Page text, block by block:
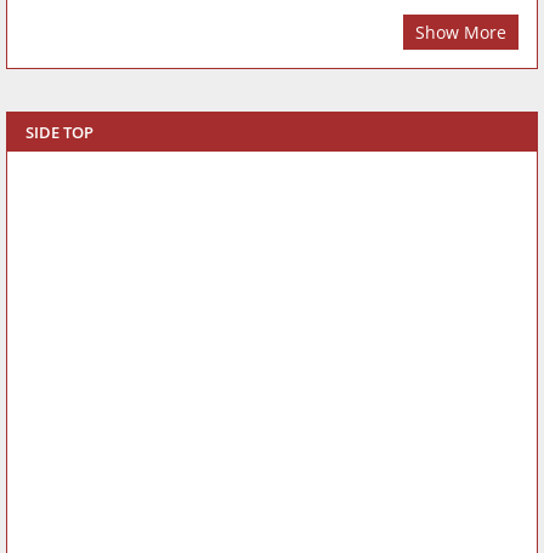
Show More
SIDE TOP